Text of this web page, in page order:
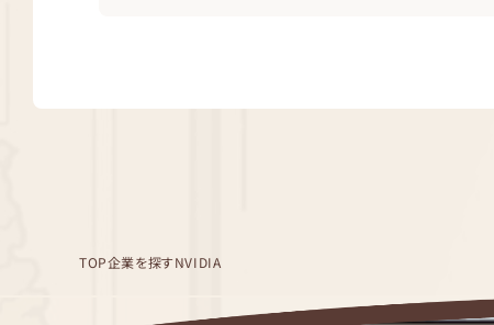
TOP企業を探すNVIDIA